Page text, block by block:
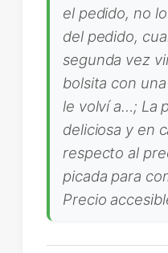
el pedido, no
del pedido,
segunda vez
bolsita con
le volví a…; La
deliciosa y en
respecto al
picada para
Precio